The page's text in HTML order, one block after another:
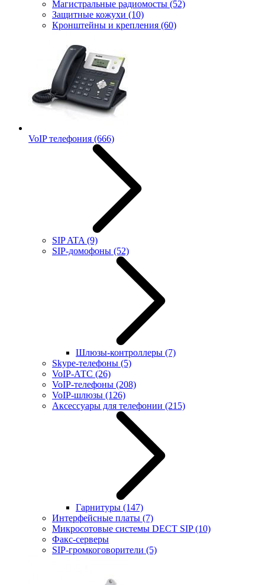
Магистральные радиомосты (52)
Защитные кожухи (10)
Кронштейны и крепления (60)
VoIP телефония (666)
SIP ATA (9)
SIP-домофоны (52)
Шлюзы-контроллеры (7)
Skype-телефоны (5)
VoIP-АТС (26)
VoIP-телефоны (208)
VoIP-шлюзы (126)
Аксессуары для телефонии (215)
Гарнитуры (147)
Интерфейсные платы (7)
Микросотовые системы DECT SIP(10)
Факс-серверы
SIP-громкоговорители (5)